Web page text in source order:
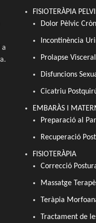
a
FISIOTERÀPIA
Dolor Pèlvic
Incontinència
Prolapse Visceral
Disfuncions
Cicatriu
EMBARÀS I
Preparació al
Recuperació
FISIOTERÀPIA
Correcció
Massatge
Teràpia
Tractament de